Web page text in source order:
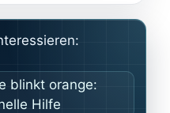
blinkt orange:
Hilfe